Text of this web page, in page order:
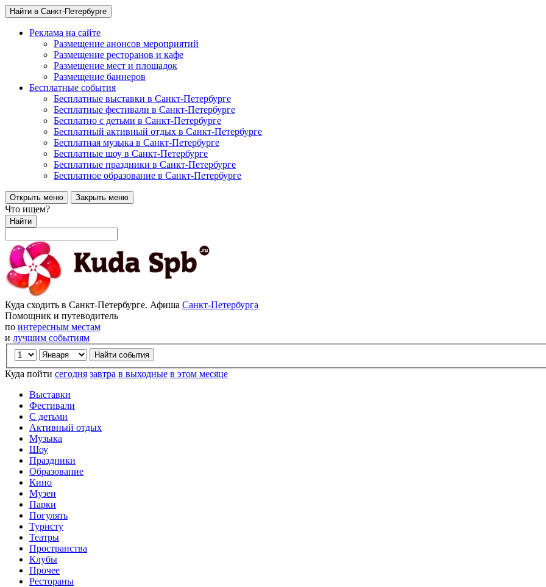
Найти в Санкт-Петербурге
Реклама на сайте
Размещение анонсов мероприятий
Размещение ресторанов и кафе
Размещение мест и площадок
Размещение баннеров
Бесплатные события
Бесплатные выставки в Санкт-Петербурге
Бесплатные фестивали в Санкт-Петербурге
Бесплатно с детьми в Санкт-Петербурге
Бесплатный активный отдых в Санкт-Петербурге
Бесплатная музыка в Санкт-Петербурге
Бесплатные шоу в Санкт-Петербурге
Бесплатные праздники в Санкт-Петербурге
Бесплатное образование в Санкт-Петербурге
Открыть меню Закрыть меню
Что ищем?
Найти
Куда сходить в Санкт-Петербурге. Афиша Санкт-Петербурга
Помощник и путеводитель
по интересным местам
и лучшим событиям
Куда пойти сегодня завтра в выходные в этом месяце
Выставки
Фестивали
С детьми
Активный отдых
Музыка
Шоу
Праздники
Образование
Кино
Музеи
Парки
Погулять
Туристу
Театры
Пространства
Клубы
Прочее
Рестораны